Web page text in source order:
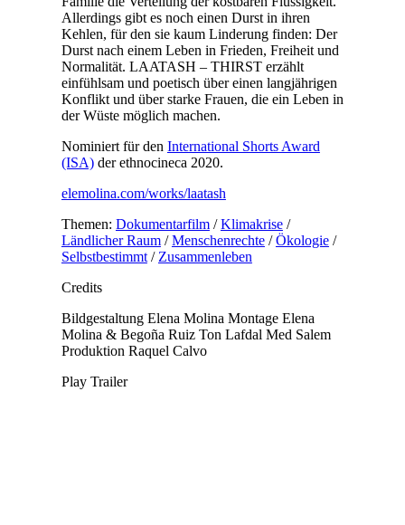
Allerdings gibt es noch einen Durst in ihren
Kehlen, für den sie kaum Linderung finden: Der
Durst nach einem Leben in Frieden, Freiheit und
Normalität. LAATASH – THIRST erzählt
einfühlsam und poetisch über einen langjährigen
Konflikt und über starke Frauen, die ein Leben in
der Wüste möglich machen.
Nominiert für den International Shorts Award
(ISA)der ethnocineca 2020.
elemolina.com/works/laatash
Themen: Dokumentarfilm/Klimakrise/
Ländlicher Raum/Menschenrechte/Ökologie/
Selbstbestimmt/ Zusammenleben
Credits
Bildgestaltung Elena Molina Montage Elena
Molina & Begoña Ruiz Ton Lafdal Med Salem
Produktion Raquel Calvo
Play Trailer